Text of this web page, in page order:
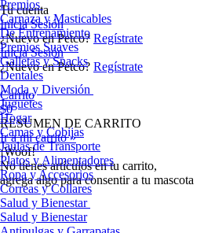
Tu cuenta
Inicia Sesión
¿Nuevo en Petco? Regístrate
Inicia Sesión
¿Nuevo en Petco? Regístrate
Carrito
$0
RESUMEN DE CARRITO
Ir a mi carrito »
¡Woof!
No tíenes artículos en tu carrito,
agrega algo para consentir a tu mascota
Premios
Carnaza y Masticables
De Entrenamiento
Premios Suaves
Galletas y Snacks
Dentales
Moda y Diversión
Juguetes
Hogar
Camas y Cobijas
Jaulas de Transporte
Platos y Alimentadores
Ropa y Accesorios
Correas y Collares
Salud y Bienestar
Salud y Bienestar